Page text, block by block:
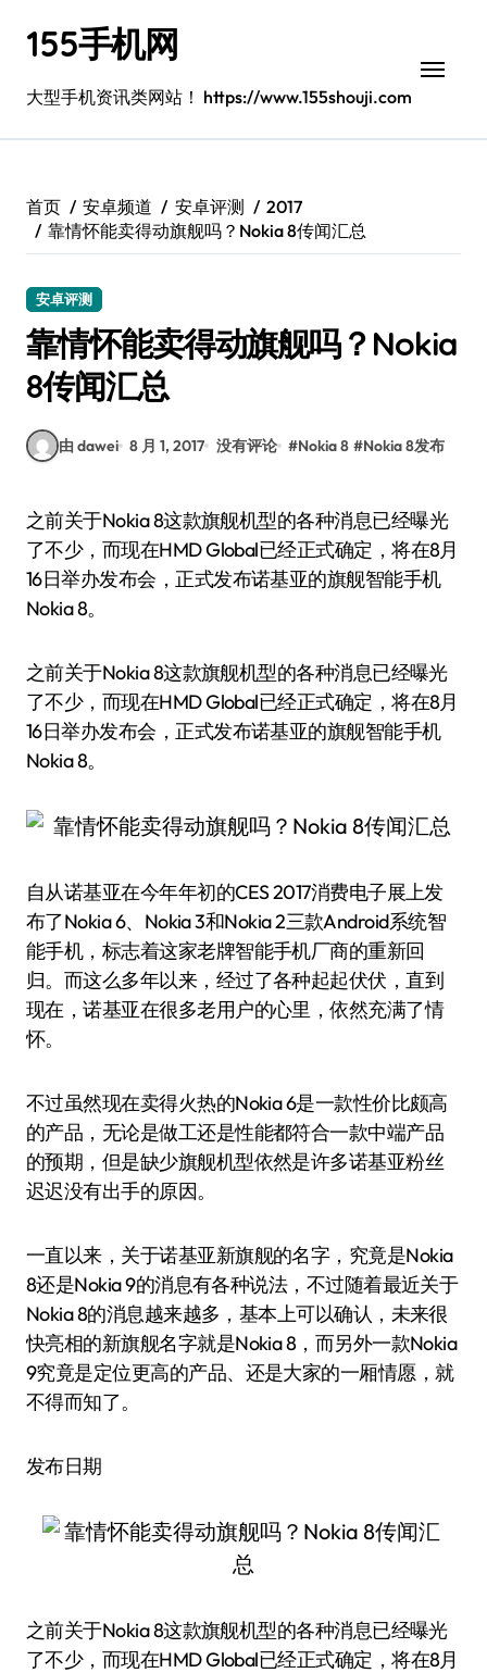
155手机网
大型手机资讯类网站！ https://www.155shouji.com
首页 安卓频道 安卓评测
2017
靠情怀能卖得动旗舰吗？Nokia 8传闻汇总
安卓评测
靠情怀能卖得动旗舰吗？Nokia
8传闻汇总
由 dawei 8 月 1, 2017 没有评论 #Nokia 8 #Nokia 8发布
之前关于Nokia 8这款旗舰机型的各种消息已经曝光
了不少，而现在HMD Global已经正式确定，将在8月
16日举办发布会，正式发布诺基亚的旗舰智能手机
Nokia 8。
之前关于Nokia 8这款旗舰机型的各种消息已经曝光
了不少，而现在HMD Global已经正式确定，将在8月
16日举办发布会，正式发布诺基亚的旗舰智能手机
Nokia 8。
自从诺基亚在今年年初的CES 2017消费电子展上发
布了Nokia 6、Nokia 3和Nokia 2三款Android系统智
能手机，标志着这家老牌智能手机厂商的重新回
归。而这么多年以来，经过了各种起起伏伏，直到
现在，诺基亚在很多老用户的心里，依然充满了情
怀。
不过虽然现在卖得火热的Nokia 6是一款性价比颇高
的产品，无论是做工还是性能都符合一款中端产品
的预期，但是缺少旗舰机型依然是许多诺基亚粉丝
迟迟没有出手的原因。
一直以来，关于诺基亚新旗舰的名字，究竟是Nokia
8还是Nokia 9的消息有各种说法，不过随着最近关于
Nokia 8的消息越来越多，基本上可以确认，未来很
快亮相的新旗舰名字就是Nokia 8，而另外一款Nokia
9究竟是定位更高的产品、还是大家的一厢情愿，就
不得而知了。
发布日期
之前关于Nokia 8这款旗舰机型的各种消息已经曝光
了不少，而现在HMD Global已经正式确定，将在8月